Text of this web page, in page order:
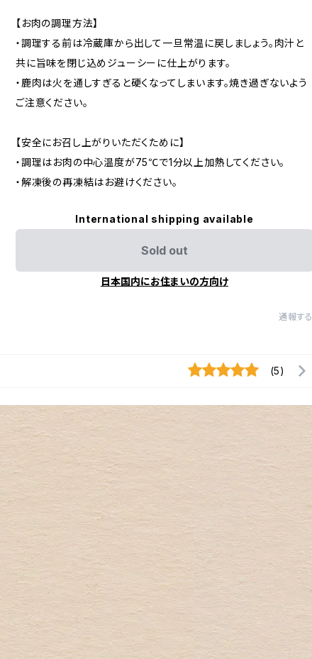
【お肉の調理方法】
・調理する前は冷蔵庫から出して一旦常温に戻しましょう。肉汁と
共に旨味を閉じ込めジューシーに仕上がります。
・鹿肉は火を通しすぎると硬くなってしまいます。焼き過ぎないよう
ご注意ください。
【安全にお召し上がりいただくために】
・調理はお肉の中心温度が75℃で1分以上加熱してください。
・解凍後の再凍結はお避けください。
International shipping available
Sold out
日本国内にお住まいの方向け
通報する
(5)